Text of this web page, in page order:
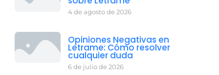
4 de agosto de 2026
Opiniones Negativas en
Letrame: Cómo resolver
cualquier duda
6 de julio de 2026